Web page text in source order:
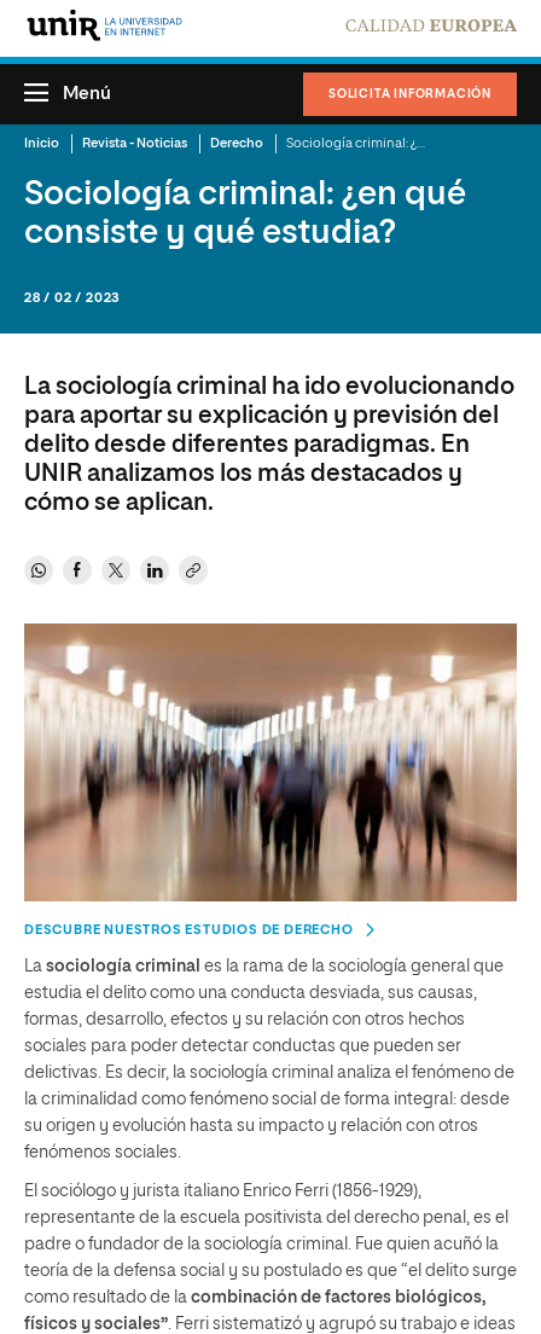
SOLICITA INFORMACIÓN
Menú
Inicio Revista - Noticias Derecho
Sociología criminal: ¿en qué
consiste y qué estudia?
28 / 02 / 2023
La sociología criminal ha ido evolucionando
para aportar su explicación y previsión del
delito desde diferentes paradigmas. En
UNIR analizamos los más destacados y
cómo se aplican.
DESCUBRE NUESTROS ESTUDIOS DE DERECHO
La sociología criminal es la rama de la sociología general que
estudia el delito como una conducta desviada, sus causas,
formas, desarrollo, efectos y su relación con otros hechos
sociales para poder detectar conductas que pueden ser
delictivas. Es decir, la sociología criminal analiza el fenómeno de
la criminalidad como fenómeno social de forma integral: desde
su origen y evolución hasta su impacto y relación con otros
fenómenos sociales.
El sociólogo y jurista italiano Enrico Ferri (1856-1929),
representante de la escuela positivista del derecho penal, es el
padre o fundador de la sociología criminal. Fue quien acuñó la
teoría de la defensa social y su postulado es que “el delito surge
como resultado de la combinación de factores biológicos,
físicos y sociales” . Ferri sistematizó y agrupó su trabajo e ideas